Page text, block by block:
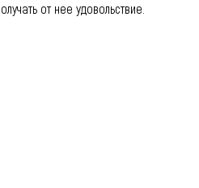
от нее удовольствие.